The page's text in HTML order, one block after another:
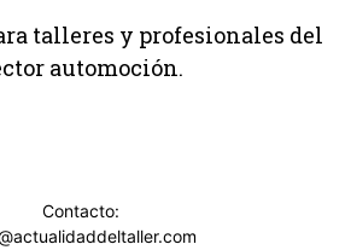
talleres y profesionales del
automoción.
Contacto: